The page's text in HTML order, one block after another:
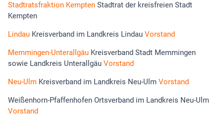
Stadtratsfraktion Kempten Stadtrat der kreisfreien Stadt
Kempten
Lindau Kreisverband im Landkreis Lindau Vorstand
Memmingen-Unterallgäu Kreisverband Stadt Memmingen
sowie Landkreis Unterallgäu Vorstand
Neu-Ulm Kreisverband im Landkreis Neu-Ulm Vorstand
Weißenhorn-Pfaffenhofen Ortsverband im Landkreis Neu-Ulm
Vorstand